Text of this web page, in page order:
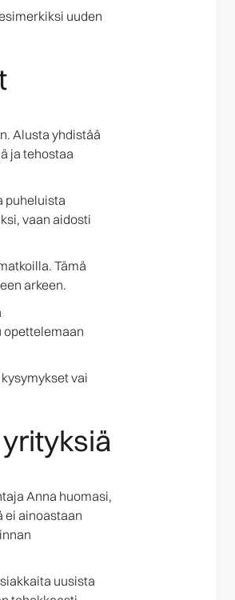
uuden
Alusta yhdistää
ja tehostaa
puheluista
vaan aidosti
Tämä
arkeen.
opettelemaan
vai
Anna huomasi,
ei ainoastaan
uusista